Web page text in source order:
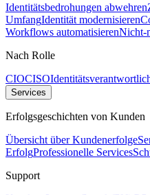
Identitätsbedrohungen abwehren
UmfangIdentität modernisieren
Workflows automatisierenNicht-
Nach Rolle
CIOCISO
Services
Erfolgsgeschichten von Kunden
Übersicht über Kundenerfolge
ErfolgProfessionelle Services
Support